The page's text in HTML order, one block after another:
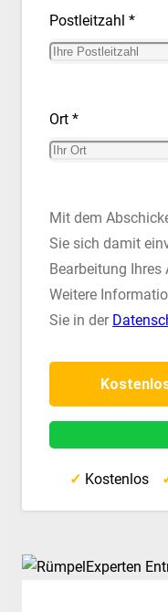
Postleitzahl *
Ort *
Mit dem
Sie sich damit
Bearbeitung Ihres
Weitere
Sie in der
✓ Kostenlos